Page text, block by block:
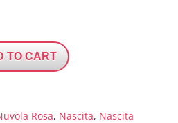
TO CART
Rosa, Nascita, Nascita